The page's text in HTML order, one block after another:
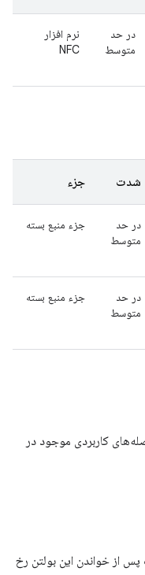
در حد
متوسط
نرم افزار
NFC
شدت جزء
در حد
متوسط
جزء منبع بسته
در حد
متوسط
جزء منبع بسته
کاربردی موجود در
از خواندن این بولتن رخ